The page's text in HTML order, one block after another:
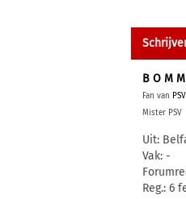
B O M
Fan van PSV
Mister PSV
Uit:
Vak: -
Reg.: 6